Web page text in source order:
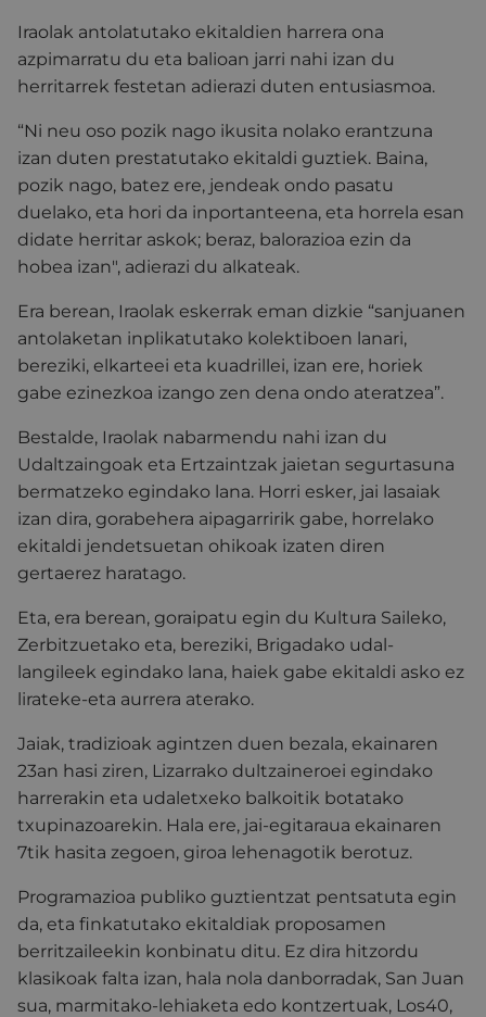
Iraolak antolatutako ekitaldien harrera ona
azpimarratu du eta balioan jarri nahi izan du
herritarrek festetan adierazi duten entusiasmoa.
“Ni neu oso pozik nago ikusita nolako erantzuna
izan duten prestatutako ekitaldi guztiek. Baina,
pozik nago, batez ere, jendeak ondo pasatu
duelako, eta hori da inportanteena, eta horrela esan
didate herritar askok; beraz, balorazioa ezin da
hobea izan", adierazi du alkateak.
Era berean, Iraolak eskerrak eman dizkie “sanjuanen
antolaketan inplikatutako kolektiboen lanari,
bereziki, elkarteei eta kuadrillei, izan ere, horiek
gabe ezinezkoa izango zen dena ondo ateratzea”.
Bestalde, Iraolak nabarmendu nahi izan du
Udaltzaingoak eta Ertzaintzak jaietan segurtasuna
bermatzeko egindako lana. Horri esker, jai lasaiak
izan dira, gorabehera aipagarririk gabe, horrelako
ekitaldi jendetsuetan ohikoak izaten diren
gertaerez haratago.
Eta, era berean, goraipatu egin du Kultura Saileko,
Zerbitzuetako eta, bereziki, Brigadako udal-
langileek egindako lana, haiek gabe ekitaldi asko ez
lirateke-eta aurrera aterako.
Jaiak, tradizioak agintzen duen bezala, ekainaren
23an hasi ziren, Lizarrako dultzaineroei egindako
harrerakin eta udaletxeko balkoitik botatako
txupinazoarekin. Hala ere, jai-egitaraua ekainaren
7tik hasita zegoen, giroa lehenagotik berotuz.
Programazioa publiko guztientzat pentsatuta egin
da, eta finkatutako ekitaldiak proposamen
berritzaileekin konbinatu ditu. Ez dira hitzordu
klasikoak falta izan, hala nola danborradak, San Juan
sua, marmitako-lehiaketa edo kontzertuak, Los40,